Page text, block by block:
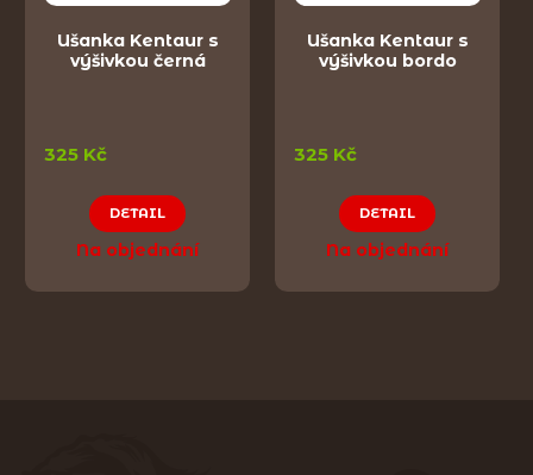
Ušanka Kentaur s
výšivkou černá
325 Kč
DETAIL
Na objednání
Ušanka Kentaur s
výšivkou bordo
325 Kč
DETAIL
Na objednání